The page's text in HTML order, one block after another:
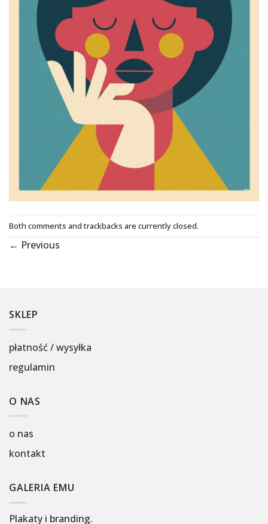
Both comments and trackbacks are currently closed.
← Previous
SKLEP
płatność / wysyłka
regulamin
O NAS
o nas
kontakt
GALERIA EMU
Plakaty i branding.